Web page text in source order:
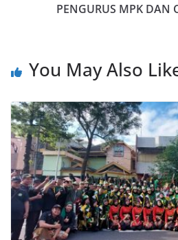
PENGURUS MPK DAN
You May Also